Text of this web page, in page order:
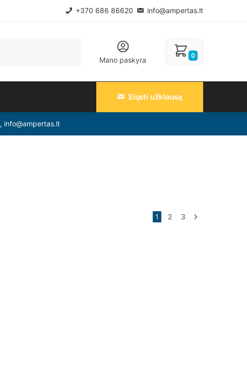
+370 686 86620 info@ampertas.lt
Mano paskyra
0
Siųsti užklausą
, info@ampertas.lt
1 2 3